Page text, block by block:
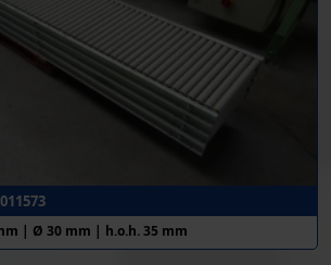
| Ø 30 mm | h.o.h. 35 mm